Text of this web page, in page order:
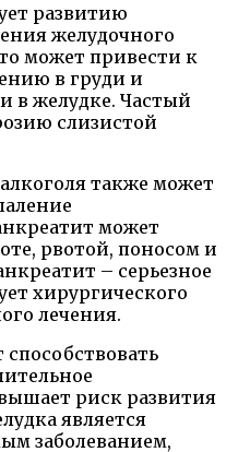
развитию
желудочного
может привести к
в груди и
в желудке. Частый
слизистой
также может
может
рвотой, поносом и
– серьезное
хирургического
лечения.
риск развития
является
заболеванием,